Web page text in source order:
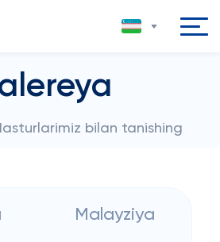
bilan tanishing
Malayziya